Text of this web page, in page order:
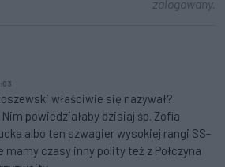
zalogowany.
właściwie się nazywał?.
powiedziałaby dzisiaj śp. Zofia
albo ten szwagier wysokiej rangi SS-
mamy czasy inny polity też z Połczyna